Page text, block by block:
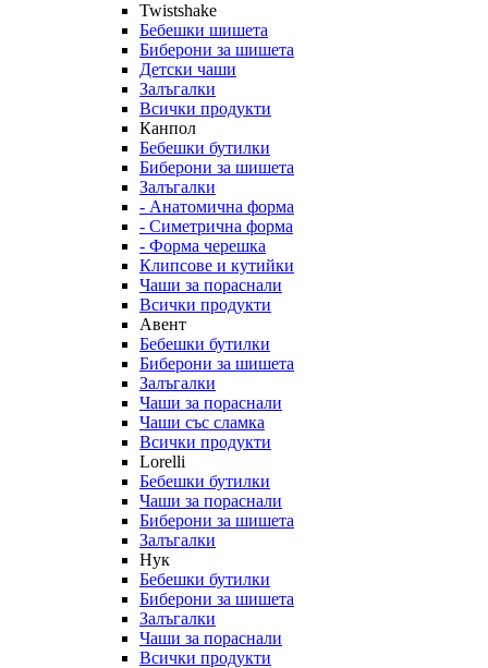
Twistshake
Бебешки шишета
Биберони за шишета
Детски чаши
Залъгалки
Всички продукти
Канпол
Бебешки бутилки
Биберони за шишета
Залъгалки
- Анатомична форма
- Симетрична форма
- Форма черешка
Клипсове и кутийки
Чаши за пораснали
Всички продукти
Авент
Бебешки бутилки
Биберони за шишета
Залъгалки
Чаши за пораснали
Чаши със сламка
Всички продукти
Lorelli
Бебешки бутилки
Чаши за пораснали
Биберони за шишета
Залъгалки
Нук
Бебешки бутилки
Биберони за шишета
Залъгалки
Чаши за пораснали
Всички продукти